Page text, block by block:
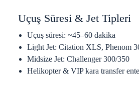
Uçuş Süresi & Jet Tipleri
Uçuş süresi: ~45–60 dakika
Light Jet: Citation XLS, Phenom
Midsize Jet: Challenger 300/350
Helikopter & VIP kara transfer